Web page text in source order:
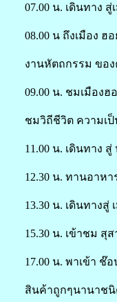
07.00 น. เดินทาง
08.00 น ถึงเมือง
งานหัตถกรรม ขอ
09.00 น. ชมเมือง
ชมวิถีชีวิต ความเ
11.00 น. เดินทาง
12.30 น. ทานอาห
13.30 น. เดินทางสู่
15.30 น. เข้าชม สุ
17.00 น. พาเข้า
สินค้าถูกๆนานาชนิ